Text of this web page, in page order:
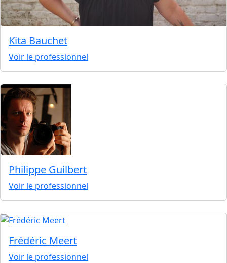
Kita Bauchet
Voir le professionnel
Philippe Guilbert
Voir le professionnel
Frédéric Meert
Voir le professionnel